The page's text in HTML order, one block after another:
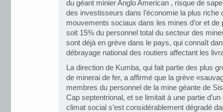
du géant minier Anglo American , risque de
des investisseurs dans l’économie la plus riche
mouvements sociaux dans les mines d’or et de
soit 15% du personnel total du secteur des
sont déjà en grève dans le pays, qui connaît
débrayage national des routiers affectant les
La direction de Kumba, qui fait partie des plus
de minerai de fer, a affirmé que la grève
membres du personnel de la mine géante de
Cap septentrional, et se limitait à une partie
climat social s’est considérablement dégradé